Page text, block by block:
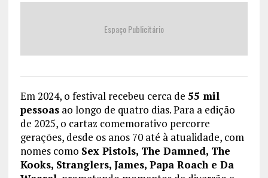
Espaço Publicitário
Em 2024, o festival recebeu cerca de 55 mil
pessoasao longo de quatro dias. Para a edição
de 2025, o cartaz comemorativo percorre
gerações, desde os anos 70 até à atualidade, com
nomes como Sex Pistols, The Damned, The
Kooks, Stranglers, James, Papa Roach e Da